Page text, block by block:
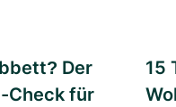
Der
Check für
15